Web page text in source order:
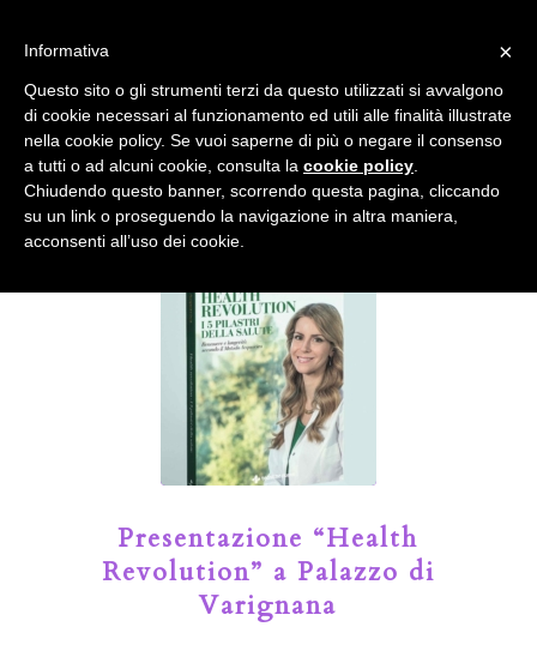
Il Blog del Garden Club di Bologna
Presentazione “Health
Revolution” a Palazzo di
Varignana
accetta l'uso dei cookies previsto nella pagina dedicata.
Fai clic per abilitare/disabilitare il tracciamento di
Google Analytics.
OK Privacy e cookie policy
×
Informativa
Questo sito o gli strumenti terzi da questo utilizzati si avvalgono
di cookie necessari al funzionamento ed utili alle finalità illustrate
nella cookie policy. Se vuoi saperne di più o negare il consenso
a tutti o ad alcuni cookie, consulta la cookie policy
Chiudendo questo banner, scorrendo questa pagina, cliccando
su un link o proseguendo la navigazione in altra maniera,
acconsenti all’uso dei cookie.